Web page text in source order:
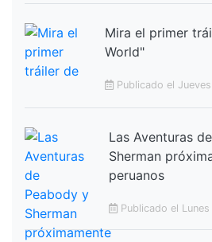
Mira el primer
World"
Publicado el
Las Aventuras
Sherman
peruanos
Publicado el